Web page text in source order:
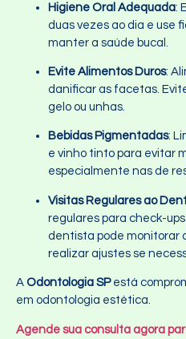
Higiene Oral Adequada:
duas vezes ao dia e use
manter a saúde bucal.
Evite Alimentos Duros:
danificar as facetas.
gelo ou unhas.
Bebidas Pigmentadas:
e vinho tinto para evitar
especialmente nas de
Visitas Regulares ao
regulares para check-
dentista pode monitorar
realizar ajustes se
A Odontologia SPestá
em odontologia estética.
Agende sua consulta agora